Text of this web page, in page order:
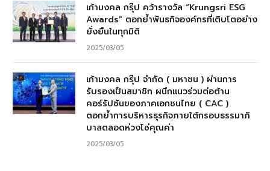
เก้ามงคล กรุ๊ป คว้ารางวัล “Krungsri ESG
Awards” ตอกย้ำพันธกิจองค์กรที่เติบโตอย่าง
ยั่งยืนในทุกมิติ
2025/03/05
เก้ามงคล กรุ๊ป จำกัด ( มหาชน ) ผ่านการ
รับรองเป็นสมาชิก ผนึกแนวร่วมต่อต้าน
คอร์รัปชันของภาคเอกชนไทย ( CAC )
ตอกย้ำการบริหารธุรกิจภายใต้กรอบธรรมาภิ
บาลตลอดห่วงโซ่คุณค่า
2025/03/05